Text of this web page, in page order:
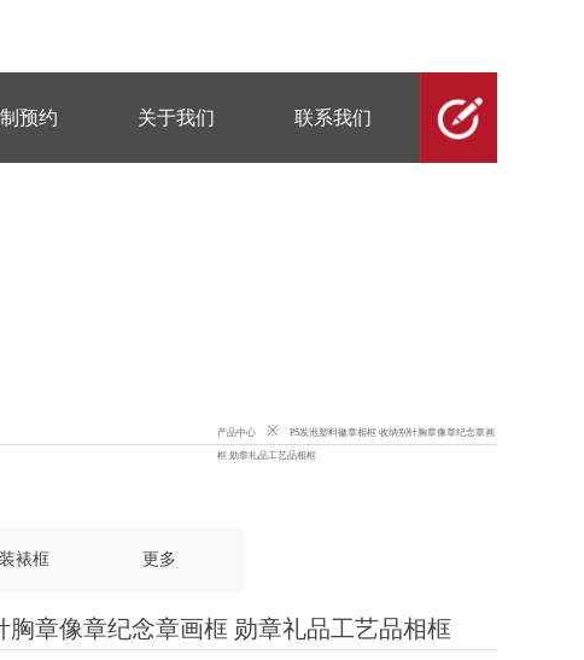
预约 关于我们 联系我们
产品中心 ※ PS发泡塑料徽章相框 收纳别针胸章像章纪念章画
框 勋章礼品工艺品相框
裱框 更多
胸章像章纪念章画框 勋章礼品工艺品相框